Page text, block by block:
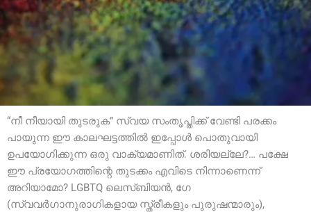
“നീ നീയായി തുടരുക” സ്വയ സംതൃപ്തിക്ക് വേണ്ടി പരക്കം
പായുന്ന ഈ കാലഘട്ടത്തിൽ ഇപ്പോൾ പൊതുവായി
ഉപയോഗിക്കുന്ന ഒരു വാക്യമാണിത്. ശരിയല്ലേ?… പക്ഷേ
ഈ പ്രയോഗത്തിന്റെ തുടക്കം എവിടെ നിന്നാണെന്ന്
അറിയാമോ? LGBTQ ലെസ്ബിയൻ, ഗേ
(സ്വവർഗാനുരാഗികളായ സ്ത്രീകളും പുരുഷന്മാരും),